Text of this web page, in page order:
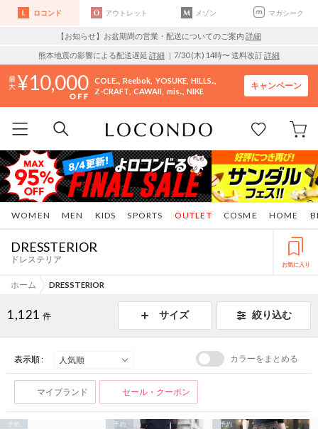
ロコンド アウトレット メゾン マガシーク
【お知らせ】お盆期間の営業・配送についてのご案内 詳細
熊本地震の影響による配送遅延 詳細 ｜7/30 (木) 14時〜 送料改訂詳細
10,000 COLE.. Reebok YOSUKE HILLS..
Z-CRAFT CAWAII mis.. NIKE
キャンペーン
WOMEN MEN KIDS SPORTS COSME HOME
OUTLET
DRESSTERIOR
ドレステリア お気に入り
ホーム DRESSTERIOR
1,121 件 サイズ 絞り込む
表示順 : カラーをまとめる
マイブランド セール・クーポン
予約 予約 予約